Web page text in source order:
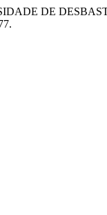
DE